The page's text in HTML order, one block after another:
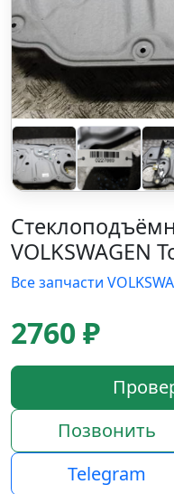
VOLKSWAGEN
Все запчасти
2760 ₽
Позвонить
Telegram